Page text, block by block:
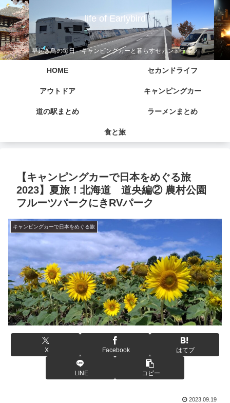
life of Earlybird
早起き鳥の毎日 キャンピングカーと暮らすセカンドライフ
HOME セカンドライフ
アウトドア キャンピングカー
道の駅まとめ ラーメンまとめ
食と旅
【キャンピングカーで日本をめぐる旅
2023】夏旅！北海道 道央編② 農村公園
フルーツパークにきRVパーク
キャンピングカーで日本をめぐる旅
X Facebook はてブ
LINE コピー
2023.09.19